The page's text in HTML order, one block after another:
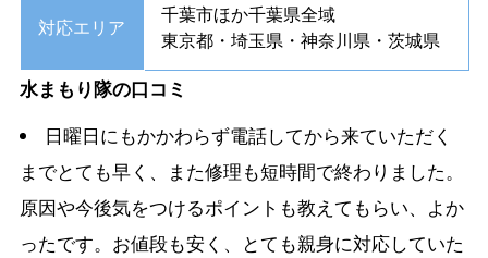
対応エリア
千葉市ほか千葉県全域
東京都・埼玉県・神奈川県・茨城県
水まもり隊の口コミ
日曜日にもかかわらず電話してから来ていただく
までとても早く、また修理も短時間で終わりました。
原因や今後気をつけるポイントも教えてもらい、よか
ったです。お値段も安く、とても親身に対応していた